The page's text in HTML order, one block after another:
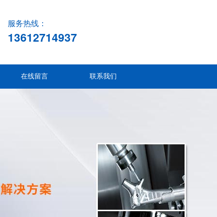
服务热线：
13612714937
在线留言 联系我们